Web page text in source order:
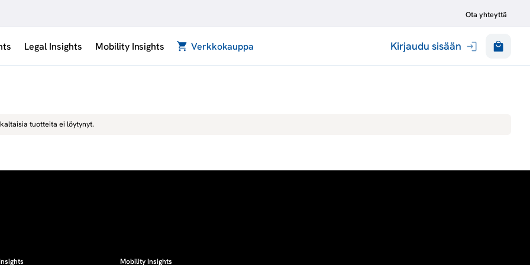
Ota yhteyttä
Legal Insights Mobility Insights Verkkokauppa Kirjaudu sisään
tuotteita ei löytynyt.
Mobility Insights